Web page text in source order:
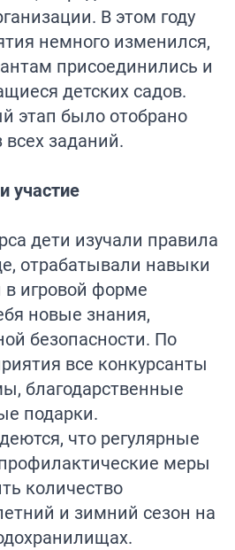
В этом году
немного изменился,
присоединились и
детских садов.
этап было отобрано
всех заданий.
участие
дети изучали правила
отрабатывали навыки
игровой форме
новые знания,
безопасности. По
все конкурсанты
благодарственные
подарки.
что регулярные
меры
количество
и зимний сезон на